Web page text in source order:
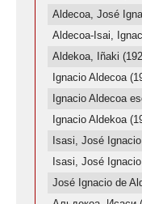
Aldecoa, José
Aldecoa-Isai,
Aldekoa, Iñaki
Ignacio Aldecoa
Ignacio Aldecoa
Ignacio Aldekoa
Isasi, José
Isasi, José
José Ignacio de